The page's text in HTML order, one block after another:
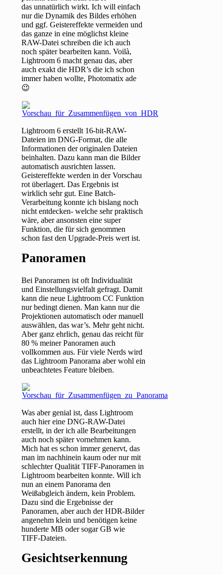
das unnatürlich wirkt. Ich will einfach
nur die Dynamik des Bildes erhöhen
und ggf. Geistereffekte vermeiden und
das ganze in eine möglichst kleine
RAW-Datei schreiben die ich auch
noch später bearbeiten kann. Voilà,
Lightroom 6 macht genau das, aber
auch exakt die HDR’s die ich schon
immer haben wollte, Photomatix ade
😉
Lightroom 6 erstellt 16-bit-RAW-
Dateien im DNG-Format, die alle
Informationen der originalen Dateien
beinhalten. Dazu kann man die Bilder
automatisch ausrichten lassen.
Geistereffekte werden in der Vorschau
rot überlagert. Das Ergebnis ist
wirklich sehr gut. Eine Batch-
Verarbeitung konnte ich bislang noch
nicht entdecken- welche sehr praktisch
wäre, aber ansonsten eine super
Funktion, die für sich genommen
schon fast den Upgrade-Preis wert ist.
Panoramen
Bei Panoramen ist oft Individualität
und Einstellungsvielfalt gefragt. Damit
kann die neue Lightroom CC Funktion
nur bedingt dienen. Man kann nur die
Projektionen automatisch oder manuell
auswählen, das war’s. Mehr geht nicht.
Aber ganz ehrlich, genau das reicht für
80 % meiner Panoramen auch
vollkommen aus. Für viele Nerds wird
das Lightroom Panorama aber wohl ein
unbeachtetes Feature bleiben.
Was aber genial ist, dass Lightroom
auch hier eine DNG-RAW-Datei
erstellt, in der ich alle Bearbeitungen
auch noch später vornehmen kann.
Mich hat es schon immer genervt, das
man im nachhinein kaum oder nur mit
schlechter Qualität TIFF-Panoramen in
Lightroom bearbeiten konnte. Will ich
nun an einem Panorama den
Weißabgleich ändern, kein Problem.
Dazu sind die Ergebnisse der
Panoramen, aber auch der HDR-Bilder
angenehm klein und benötigen keine
hunderte MB oder sogar GB wie
TIFF-Dateien.
Gesichtserkennung